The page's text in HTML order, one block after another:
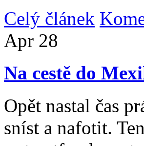
Celý článek
Apr 28
Na cestě do
Opět nastal čas
sníst a nafotit.